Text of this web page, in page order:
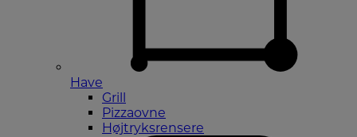
Have
Grill
Pizzaovne
Højtryksrensere